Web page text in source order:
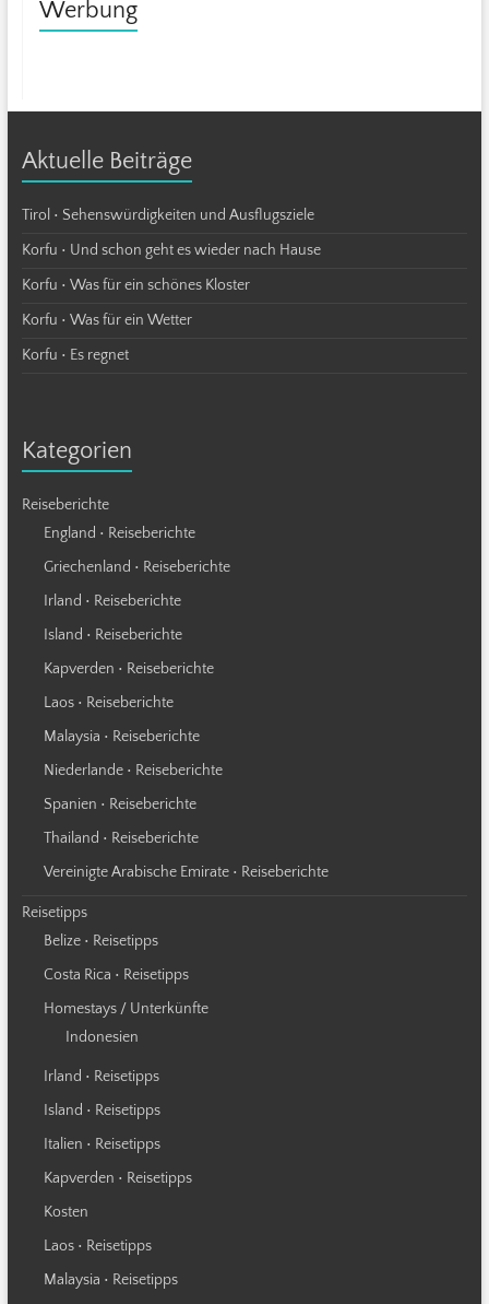
Werbung
Aktuelle Beiträge
Tirol • Sehenswürdigkeiten und Ausflugsziele
Korfu • Und schon geht es wieder nach Hause
Korfu • Was für ein schönes Kloster
Korfu • Was für ein Wetter
Korfu • Es regnet
Kategorien
Reiseberichte
England • Reiseberichte
Griechenland • Reiseberichte
Irland • Reiseberichte
Island • Reiseberichte
Kapverden • Reiseberichte
Laos • Reiseberichte
Malaysia • Reiseberichte
Niederlande • Reiseberichte
Spanien • Reiseberichte
Thailand • Reiseberichte
Vereinigte Arabische Emirate • Reiseberichte
Reisetipps
Belize • Reisetipps
Costa Rica • Reisetipps
Homestays / Unterkünfte
Indonesien
Irland • Reisetipps
Island • Reisetipps
Italien • Reisetipps
Kapverden • Reisetipps
Kosten
Laos • Reisetipps
Malaysia • Reisetipps